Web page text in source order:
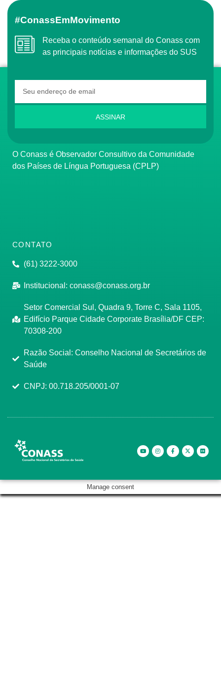
#ConassEmMovimento
Receba o conteúdo semanal do Conass com
as principais notícias e informações do SUS
ASSINAR
O Conass é Observador Consultivo da Comunidade
dos Países de Língua Portuguesa (CPLP)
CONTATO
(61) 3222-3000
Institucional: conass@conass.org.br
Setor Comercial Sul, Quadra 9, Torre C, Sala 1105,
Edifício Parque Cidade Corporate Brasília/DF CEP:
70308-200
Razão Social: Conselho Nacional de Secretários de
Saúde
CNPJ: 00.718.205/0001-07
Manage consent